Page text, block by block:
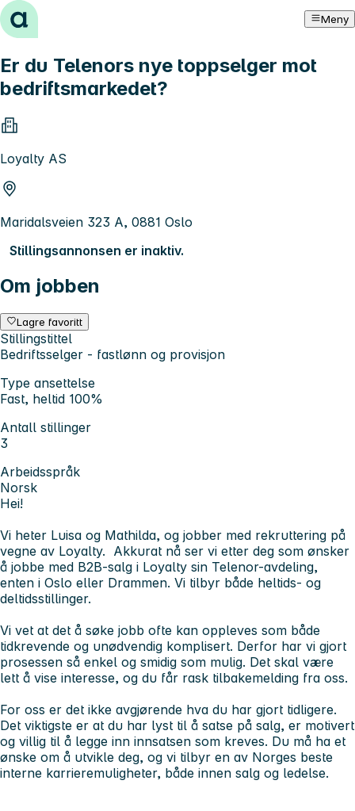
Hopp til innhold Meny
Er du Telenors nye toppselger mot
bedriftsmarkedet?
Loyalty AS
Maridalsveien 323 A, 0881 Oslo
Stillingsannonsen er inaktiv.
Om jobben
Lagre favoritt
Stillingstittel
Bedriftsselger - fastlønn og provisjon
Type ansettelse
Fast, heltid 100%
Antall stillinger
3
Arbeidsspråk
Norsk
Hei!
Vi heter Luisa og Mathilda, og jobber med rekruttering på
vegne av Loyalty. Akkurat nå ser vi etter deg som ønsker
å jobbe med B2B-salg i Loyalty sin Telenor-avdeling,
enten i Oslo eller Drammen. Vi tilbyr både heltids- og
deltidsstillinger.
Vi vet at det å søke jobb ofte kan oppleves som både
tidkrevende og unødvendig komplisert. Derfor har vi gjort
prosessen så enkel og smidig som mulig. Det skal være
lett å vise interesse, og du får rask tilbakemelding fra oss.
For oss er det ikke avgjørende hva du har gjort tidligere.
Det viktigste er at du har lyst til å satse på salg, er motivert
og villig til å legge inn innsatsen som kreves. Du må ha et
ønske om å utvikle deg, og vi tilbyr en av Norges beste
interne karrieremuligheter, både innen salg og ledelse.